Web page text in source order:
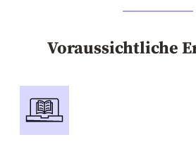
Voraussichtliche